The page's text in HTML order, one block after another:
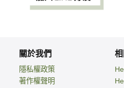
關於我們
隱私權政策
著作權聲明